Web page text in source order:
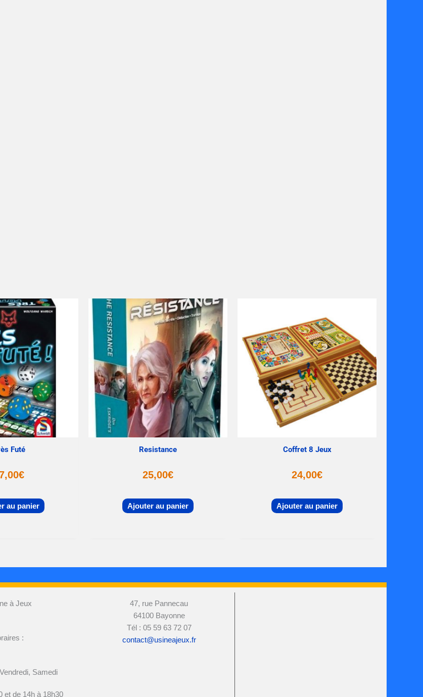
Futé
€
au panier
Resistance
25,00€
Ajouter au panier
Coffret 8 Jeux
24,00€
Ajouter au panier
à Jeux
:
Samedi
et de 14h à 18h30
47, rue Pannecau
64100 Bayonne
Tél : 05 59 63 72 07
contact@usineajeux.fr